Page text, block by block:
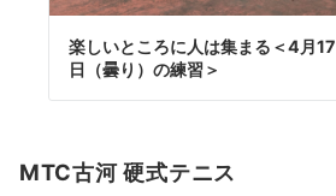
楽しいところに人は集まる＜4月17
日（曇り）の練習＞
MTC古河 硬式テニス